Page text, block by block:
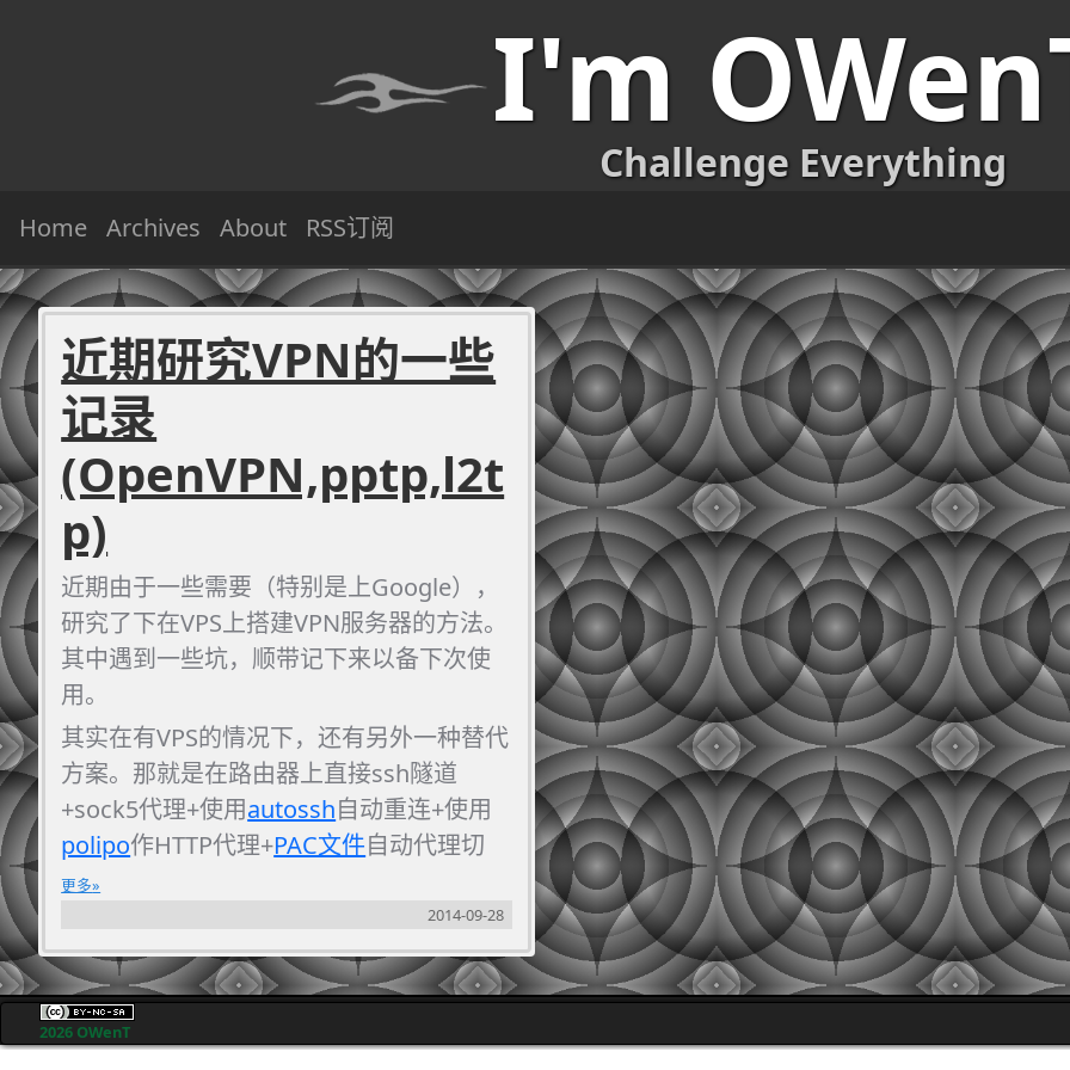
I'm
Challenge Everything
Home Archives About RSS订阅
近期研究VPN的一些
记录
(OpenVPN,pptp,l2t
p)
近期由于一些需要（特别是上Google），
研究了下在VPS上搭建VPN服务器的方法。
其中遇到一些坑，顺带记下来以备下次使
用。
其实在有VPS的情况下，还有另外一种替代
方案。那就是在路由器上直接ssh隧道
+sock5代理+使用autossh自动重连+使用
polipo作HTTP代理+PAC文件自动代理切
换。实现，最终我在家里就是这么搞得，
而且这样对网络结构没有其他影响。
更多
2014-09-28
2026 OWenT